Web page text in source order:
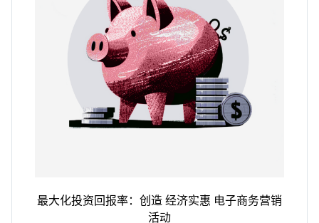
最大化投资回报率：创造 经济实惠 电子商务营销
活动